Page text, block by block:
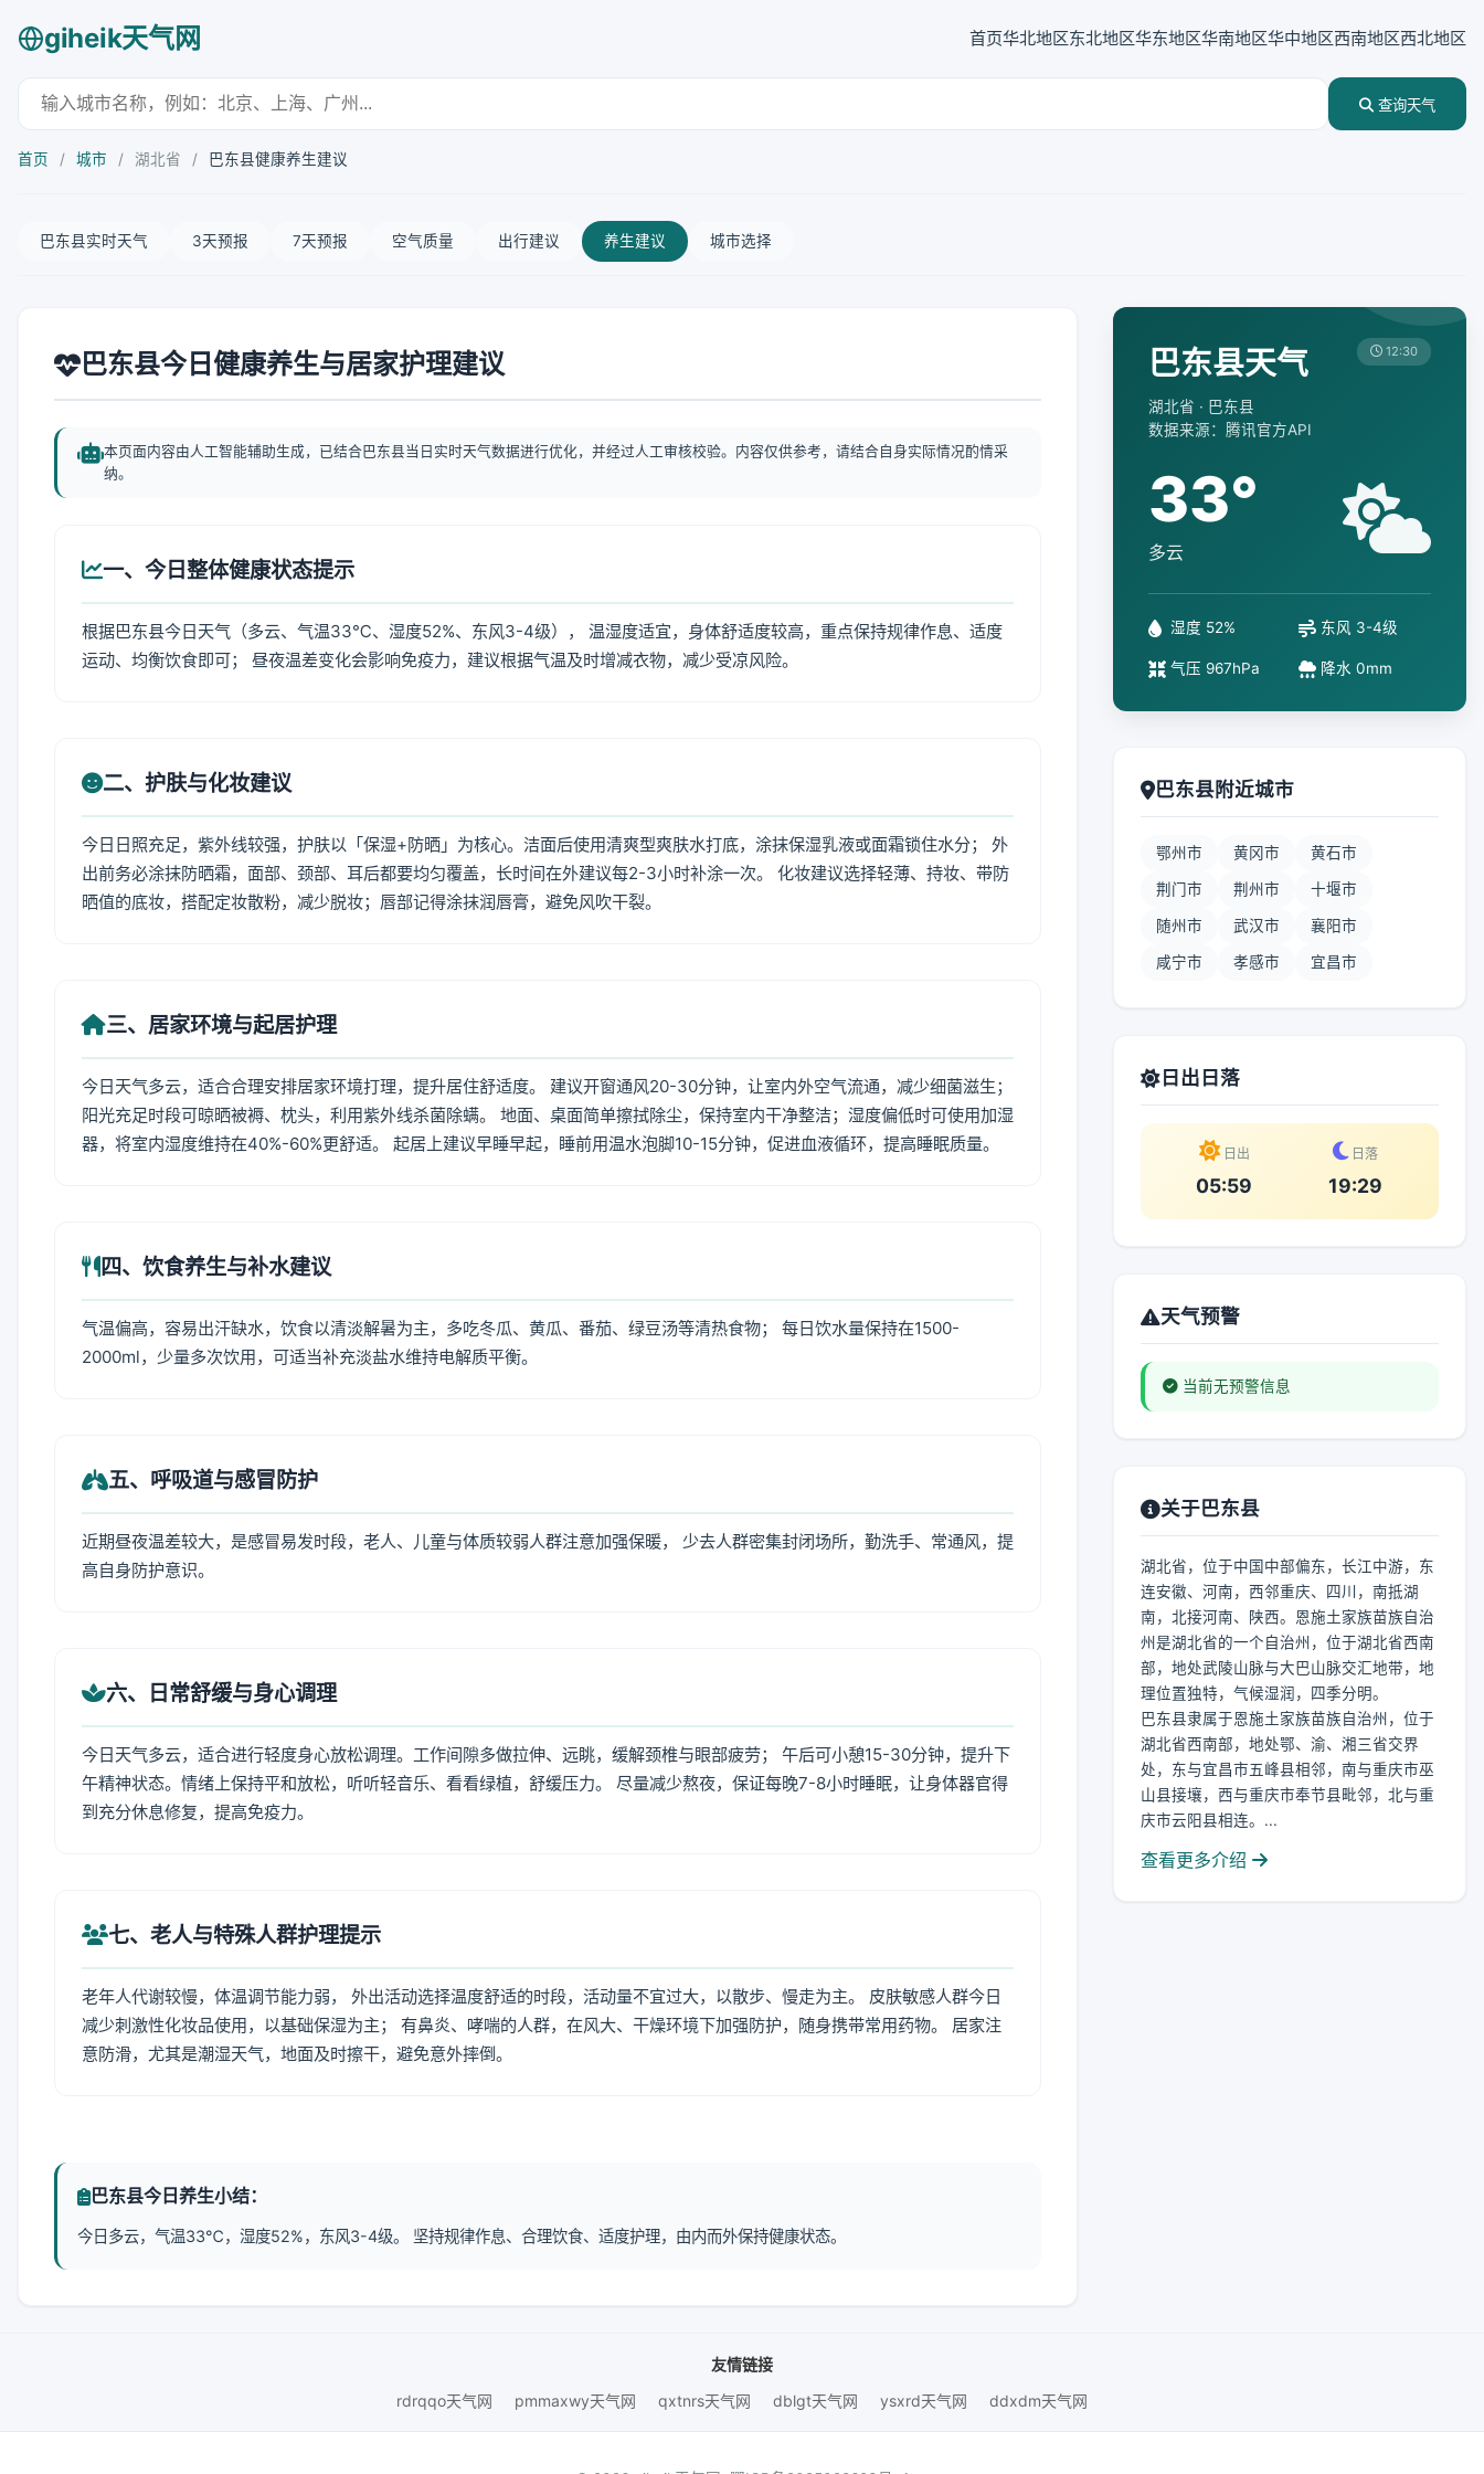
giheik天气网 首页华北地区东北地区华东地区华南地区华中地区西南地区西北地区
查询天气
首页 / 城市 / 湖北省 / 巴东县健康养生建议
巴东县实时天气 3天预报 7天预报 空气质量 出行建议 养生建议 城市选择
巴东县今日健康养生与居家护理建议
本页面内容由人工智能辅助生成，已结合巴东县当日实时天气数据进行优化，并经过人工审核校验。内容仅供参考，请结合自身实际情况酌情采
纳。
一、今日整体健康状态提示
根据巴东县今日天气（多云、气温33℃、湿度52%、东风3-4级）， 温湿度适宜，身体舒适度较高，重点保持规律作息、适度
运动、均衡饮食即可； 昼夜温差变化会影响免疫力，建议根据气温及时增减衣物，减少受凉风险。
二、护肤与化妆建议
今日日照充足，紫外线较强，护肤以「保湿+防晒」为核心。洁面后使用清爽型爽肤水打底，涂抹保湿乳液或面霜锁住水分； 外
出前务必涂抹防晒霜，面部、颈部、耳后都要均匀覆盖，长时间在外建议每2-3小时补涂一次。 化妆建议选择轻薄、持妆、带防
晒值的底妆，搭配定妆散粉，减少脱妆；唇部记得涂抹润唇膏，避免风吹干裂。
三、居家环境与起居护理
今日天气多云，适合合理安排居家环境打理，提升居住舒适度。 建议开窗通风20-30分钟，让室内外空气流通，减少细菌滋生；
阳光充足时段可晾晒被褥、枕头，利用紫外线杀菌除螨。 地面、桌面简单擦拭除尘，保持室内干净整洁；湿度偏低时可使用加湿
器，将室内湿度维持在40%-60%更舒适。 起居上建议早睡早起，睡前用温水泡脚10-15分钟，促进血液循环，提高睡眠质量。
四、饮食养生与补水建议
气温偏高，容易出汗缺水，饮食以清淡解暑为主，多吃冬瓜、黄瓜、番茄、绿豆汤等清热食物； 每日饮水量保持在1500-
2000ml，少量多次饮用，可适当补充淡盐水维持电解质平衡。
五、呼吸道与感冒防护
近期昼夜温差较大，是感冒易发时段，老人、儿童与体质较弱人群注意加强保暖， 少去人群密集封闭场所，勤洗手、常通风，提
高自身防护意识。
六、日常舒缓与身心调理
今日天气多云，适合进行轻度身心放松调理。工作间隙多做拉伸、远眺，缓解颈椎与眼部疲劳； 午后可小憩15-30分钟，提升下
午精神状态。情绪上保持平和放松，听听轻音乐、看看绿植，舒缓压力。 尽量减少熬夜，保证每晚7-8小时睡眠，让身体器官得
到充分休息修复，提高免疫力。
七、老人与特殊人群护理提示
老年人代谢较慢，体温调节能力弱， 外出活动选择温度舒适的时段，活动量不宜过大，以散步、慢走为主。 皮肤敏感人群今日
减少刺激性化妆品使用，以基础保湿为主； 有鼻炎、哮喘的人群，在风大、干燥环境下加强防护，随身携带常用药物。 居家注
意防滑，尤其是潮湿天气，地面及时擦干，避免意外摔倒。
巴东县今日养生小结：
今日多云，气温33℃，湿度52%，东风3-4级。 坚持规律作息、合理饮食、适度护理，由内而外保持健康状态。
巴东县天气
湖北省 · 巴东县
数据来源：腾讯官方API
12:30
33°
多云
湿度 52% 东风 3-4级
气压 967hPa 降水 0mm
巴东县附近城市
鄂州市 黄冈市 黄石市
荆门市 荆州市 十堰市
随州市 武汉市 襄阳市
咸宁市 孝感市 宜昌市
日出日落
日出
05:59
日落
19:29
天气预警
当前无预警信息
关于巴东县
湖北省，位于中国中部偏东，长江中游，东
连安徽、河南，西邻重庆、四川，南抵湖
南，北接河南、陕西。恩施土家族苗族自治
州是湖北省的一个自治州，位于湖北省西南
部，地处武陵山脉与大巴山脉交汇地带，地
理位置独特，气候湿润，四季分明。
巴东县隶属于恩施土家族苗族自治州，位于
湖北省西南部，地处鄂、渝、湘三省交界
处，东与宜昌市五峰县相邻，南与重庆市巫
山县接壤，西与重庆市奉节县毗邻，北与重
庆市云阳县相连。...
查看更多介绍
友情链接
rdrqqo天气网
pmmaxwy天气网 qxtnrs天气网 dblgt天气网 ysxrd天气网 ddxdm天气网